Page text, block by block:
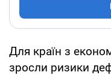
Для країн з
зросли ризики